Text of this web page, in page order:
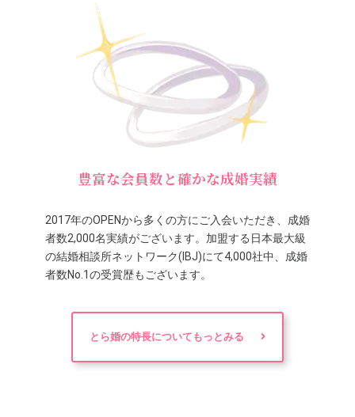
豊富な会員数と確かな成婚実績
2017年のOPENから多くの方にご入会いただき、成婚
者数2,000名実績がございます。加盟する日本最大級
の結婚相談所ネットワーク(IBJ)にて4,000社中、成婚
者数No.1の受賞歴もございます。
とら婚の特長についてもっとみる